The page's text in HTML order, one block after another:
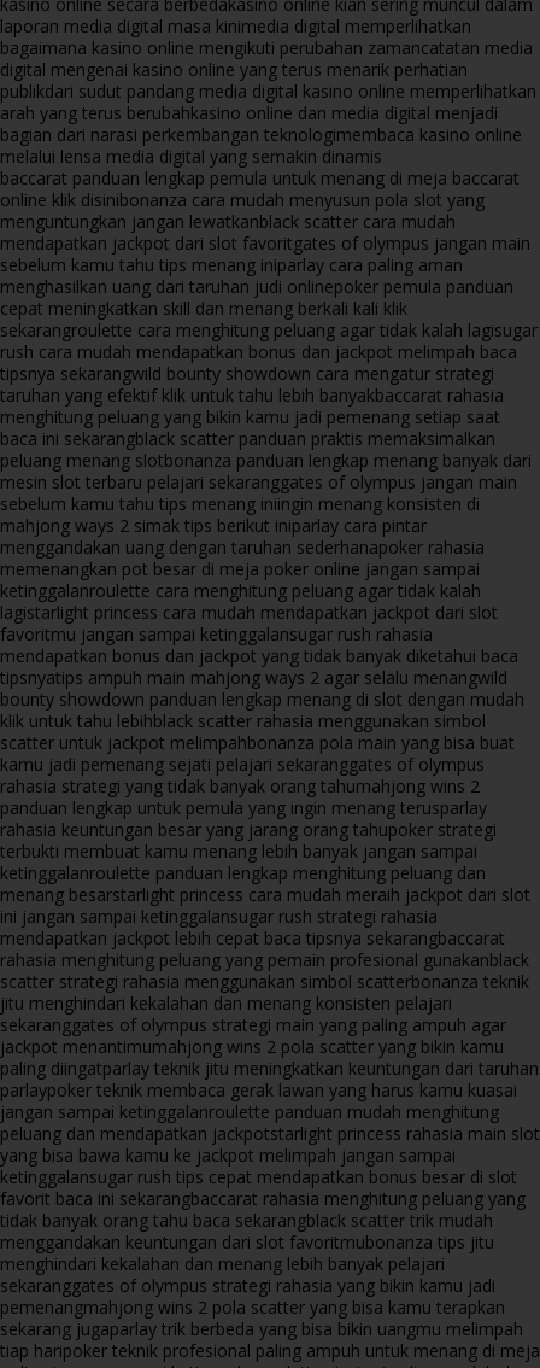
laporan media digital masa kinimedia digital memperlihatkan
bagaimana kasino online mengikuti perubahan zamancatatan media
digital mengenai kasino online yang terus menarik perhatian
publikdari sudut pandang media digital kasino online memperlihatkan
arah yang terus berubahkasino online dan media digital menjadi
bagian dari narasi perkembangan teknologimembaca kasino online
melalui lensa media digital yang semakin dinamis
baccarat panduan lengkap pemula untuk menang di meja baccarat
online klik disinibonanza cara mudah menyusun pola slot yang
menguntungkan jangan lewatkanblack scatter cara mudah
mendapatkan jackpot dari slot favoritgates of olympus jangan main
sebelum kamu tahu tips menang iniparlay cara paling aman
menghasilkan uang dari taruhan judi onlinepoker pemula panduan
cepat meningkatkan skill dan menang berkali kali klik
sekarangroulette cara menghitung peluang agar tidak kalah lagisugar
rush cara mudah mendapatkan bonus dan jackpot melimpah baca
tipsnya sekarangwild bounty showdown cara mengatur strategi
taruhan yang efektif klik untuk tahu lebih banyakbaccarat rahasia
menghitung peluang yang bikin kamu jadi pemenang setiap saat
baca ini sekarangblack scatter panduan praktis memaksimalkan
peluang menang slotbonanza panduan lengkap menang banyak dari
mesin slot terbaru pelajari sekaranggates of olympus jangan main
sebelum kamu tahu tips menang iniingin menang konsisten di
mahjong ways 2 simak tips berikut iniparlay cara pintar
menggandakan uang dengan taruhan sederhanapoker rahasia
memenangkan pot besar di meja poker online jangan sampai
ketinggalanroulette cara menghitung peluang agar tidak kalah
lagistarlight princess cara mudah mendapatkan jackpot dari slot
favoritmu jangan sampai ketinggalansugar rush rahasia
mendapatkan bonus dan jackpot yang tidak banyak diketahui baca
tipsnyatips ampuh main mahjong ways 2 agar selalu menangwild
bounty showdown panduan lengkap menang di slot dengan mudah
klik untuk tahu lebihblack scatter rahasia menggunakan simbol
scatter untuk jackpot melimpahbonanza pola main yang bisa buat
kamu jadi pemenang sejati pelajari sekaranggates of olympus
rahasia strategi yang tidak banyak orang tahumahjong wins 2
panduan lengkap untuk pemula yang ingin menang terusparlay
rahasia keuntungan besar yang jarang orang tahupoker strategi
terbukti membuat kamu menang lebih banyak jangan sampai
ketinggalanroulette panduan lengkap menghitung peluang dan
menang besarstarlight princess cara mudah meraih jackpot dari slot
ini jangan sampai ketinggalansugar rush strategi rahasia
mendapatkan jackpot lebih cepat baca tipsnya sekarangbaccarat
rahasia menghitung peluang yang pemain profesional gunakanblack
scatter strategi rahasia menggunakan simbol scatterbonanza teknik
jitu menghindari kekalahan dan menang konsisten pelajari
sekaranggates of olympus strategi main yang paling ampuh agar
jackpot menantimumahjong wins 2 pola scatter yang bikin kamu
paling diingatparlay teknik jitu meningkatkan keuntungan dari taruhan
parlaypoker teknik membaca gerak lawan yang harus kamu kuasai
jangan sampai ketinggalanroulette panduan mudah menghitung
peluang dan mendapatkan jackpotstarlight princess rahasia main slot
yang bisa bawa kamu ke jackpot melimpah jangan sampai
ketinggalansugar rush tips cepat mendapatkan bonus besar di slot
favorit baca ini sekarangbaccarat rahasia menghitung peluang yang
tidak banyak orang tahu baca sekarangblack scatter trik mudah
menggandakan keuntungan dari slot favoritmubonanza tips jitu
menghindari kekalahan dan menang lebih banyak pelajari
sekaranggates of olympus strategi rahasia yang bikin kamu jadi
pemenangmahjong wins 2 pola scatter yang bisa kamu terapkan
sekarang jugaparlay trik berbeda yang bisa bikin uangmu melimpah
tiap haripoker teknik profesional paling ampuh untuk menang di meja